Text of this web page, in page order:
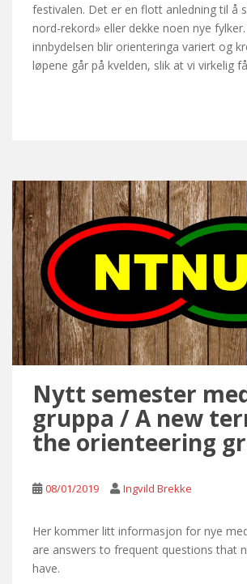
festivalen. Det er en flott anledning til å
nord-rekord» eller dekke noen nye
innbydelsen blir orienteringa variert og
løpene går på kvelden, slik at vi virkelig
Nytt semester
gruppa / A new
the orienteering
08/01/2019 Ingvild Brekke
Her kommer litt informasjon for nye
are answers to frequent questions that
have.